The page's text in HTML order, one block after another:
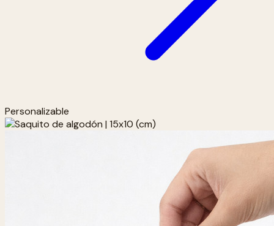
Personalizable